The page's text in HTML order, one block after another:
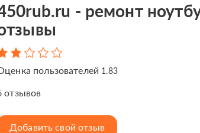
- ремонт
пользователей 1.83
отзывов
Добавить свой отзыв